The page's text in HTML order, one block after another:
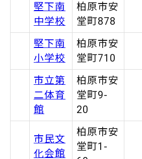
堅下南
中学校
柏原市安
堂町878
堅下南
小学校
柏原市安
堂町710
市立第
二体育
館
柏原市安
堂町9-
20
市民文
化会館
柏原市安
堂町1-